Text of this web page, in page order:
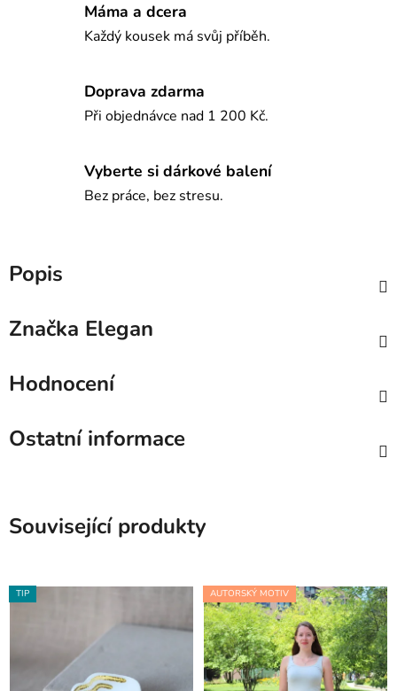
Máma a dcera
Každý kousek má svůj příběh.
Doprava zdarma
Při objednávce nad 1 200 Kč.
Vyberte si dárkové balení
Bez práce, bez stresu.
Popis
Značka Elegan
Hodnocení
Ostatní informace
Související produkty
TIP AUTORSKÝ MOTIV